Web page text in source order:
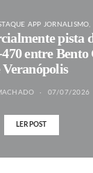
APP JORNALISMO
pista
entre Bento
Veranópolis
07/07/2026
LER POST